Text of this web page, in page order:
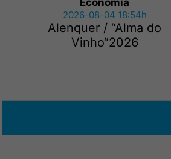
Economia
2026-08-04 18:54h
Alenquer / “Alma do
Vinho“2026